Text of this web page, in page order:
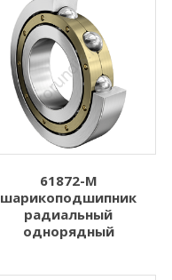
61872-M
шарикоподшипник
радиальный
однорядный